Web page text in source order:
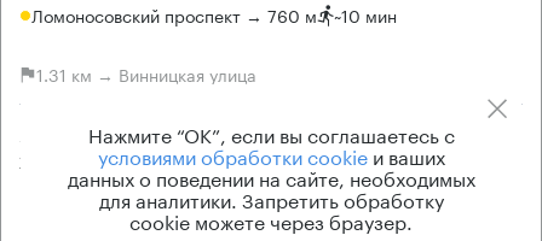
Ломоносовский проспект → 760 м ~10 мин
1.31 км → Винницкая улица
Арендуемые площади
260 — 460 кв.м
Ставка арендной платы
по запросу
Класс офисов Эксплуатационные расходы
Не включены в ставку
Нажмите “ОК”, если вы соглашаетесь с
условиями обработки cookieи ваших
данных о поведении на сайте, необходимых
для аналитики. Запретить обработку
cookie можете через браузер.